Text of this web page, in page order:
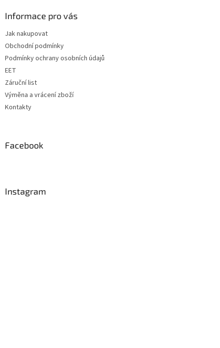
Informace pro vás
Jak nakupovat
Obchodní podmínky
Podmínky ochrany osobních údajů
EET
Záruční list
Výměna a vrácení zboží
Kontakty
Facebook
Instagram